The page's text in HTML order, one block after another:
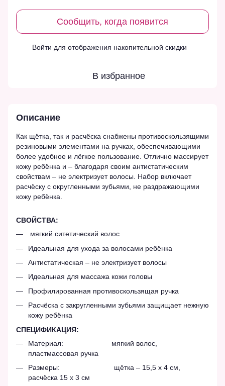
Сообщить, когда появится
Войти для отображения накопительной скидки
В избранное
Описание
Как щётка, так и расчёска снабжены противоскользящими
резиновыми элементами на ручках, обеспечивающими
более удобное и лёгкое пользование. Отлично массирует
кожу ребёнка и – благодаря своим антистатическим
свойствам – не электризует волосы. Набор включает
расчёску с округленными зубьями, не раздражающими
кожу ребёнка.
СВОЙСТВА:
мягкий ситетический волос
Идеальная для ухода за волосами ребёнка
Антистатическая – не электризует волосы
Идеальная для массажа кожи головы
Профилированная противоскользящая ручка
Расчёска с закругленными зубьями защищает нежную
кожу ребёнка
СПЕЦИФИКАЦИЯ:
Материал: мягкий волос,
пластмассовая ручка
Размеры: щётка – 15,5 x 4 см,
расчёска 15 x 3 см